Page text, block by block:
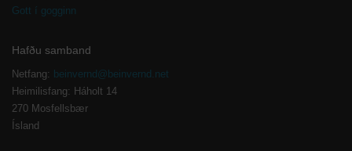
Gott í gogginn
Hafðu samband
Netfang: beinvernd@beinvernd.net
Heimilisfang: Háholt 14
270 Mosfellsbær
Ísland